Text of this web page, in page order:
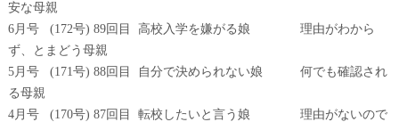
安な母親
6月号 (172号) 89回目 高校入学を嫌がる娘 理由がわから
ず、とまどう母親
5月号 (171号) 88回目 自分で決められない娘 何でも確認され
る母親
4月号 (170号) 87回目 転校したいと言う娘 理由がないので